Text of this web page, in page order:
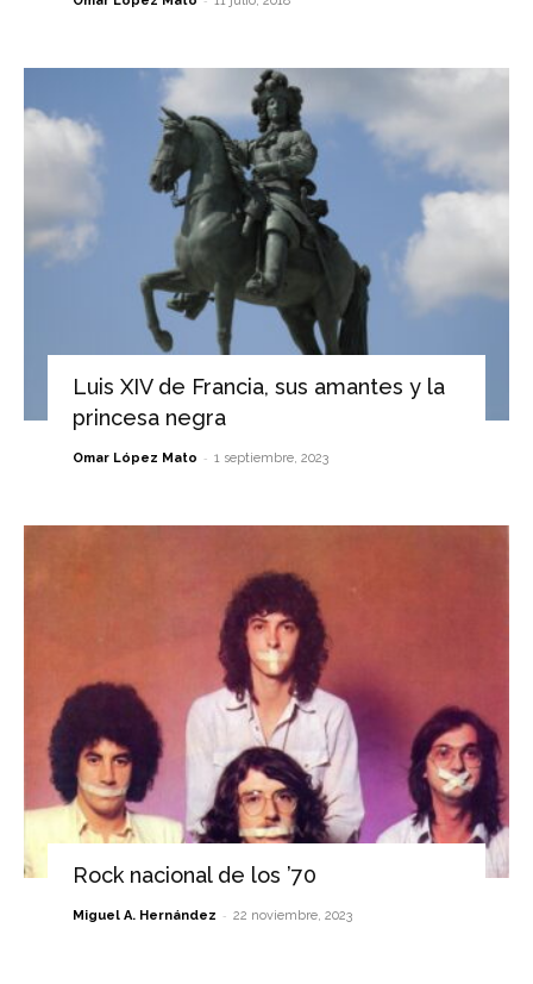
Luis XIV de Francia, sus amantes y la
princesa negra
Omar López Mato - 1 septiembre, 2023
Rock nacional de los ’70
Miguel A. Hernández - 22 noviembre, 2023